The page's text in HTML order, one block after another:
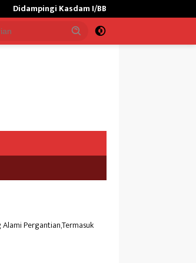
Kasdam I/BB,Menhan RI Kunjungi Yonif TP 902/
Pergantian,Termasuk